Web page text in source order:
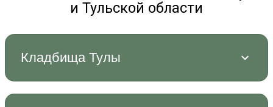
и Тульской области
Кладбища Тулы